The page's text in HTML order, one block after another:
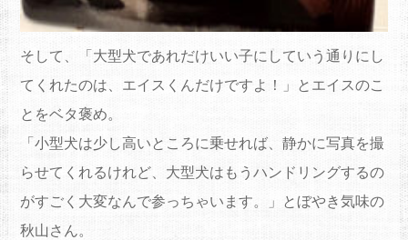
そして、「 大型犬であれだけいい子にしていう通りにし
てくれたのは、 エイス くんだけですよ！」と エイスのこ
とをベタ褒め。
「小型犬は少し高いところに乗せれば、 静かに写真を撮
らせてくれるけれど、 大型犬はもうハンドリングするの
がすごく大変なんで参っちゃいま す。」とぼやき気味の
秋山さん。